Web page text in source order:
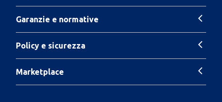
Garanzie e normative
Policy e sicurezza
Marketplace